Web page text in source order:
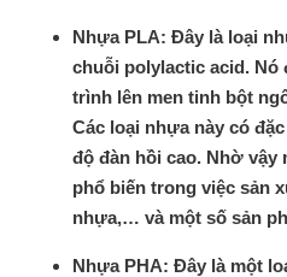
Nhựa PLA: Đây là loại
chuỗi polylactic acid. Nó
trình lên men tinh bột
Các loại nhựa này có
độ đàn hồi cao. Nhờ
phổ biến trong việc sản
nhựa,… và một số sản
Nhựa PHA: Đây là một